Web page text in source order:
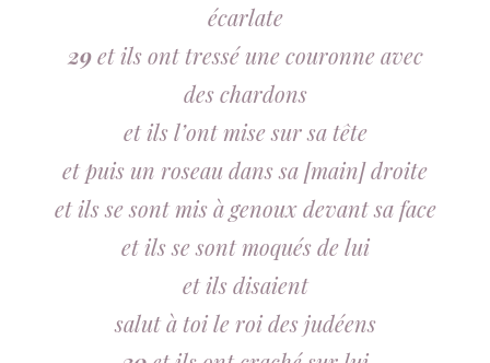
écarlate
29et ils ont tressé une couronne avec
des chardons
et ils l’ont mise sur sa tête
et puis un roseau dans sa [main] droite
et ils se sont mis à genoux devant sa face
et ils se sont moqués de lui
et ils disaient
salut à toi le roi des judéens